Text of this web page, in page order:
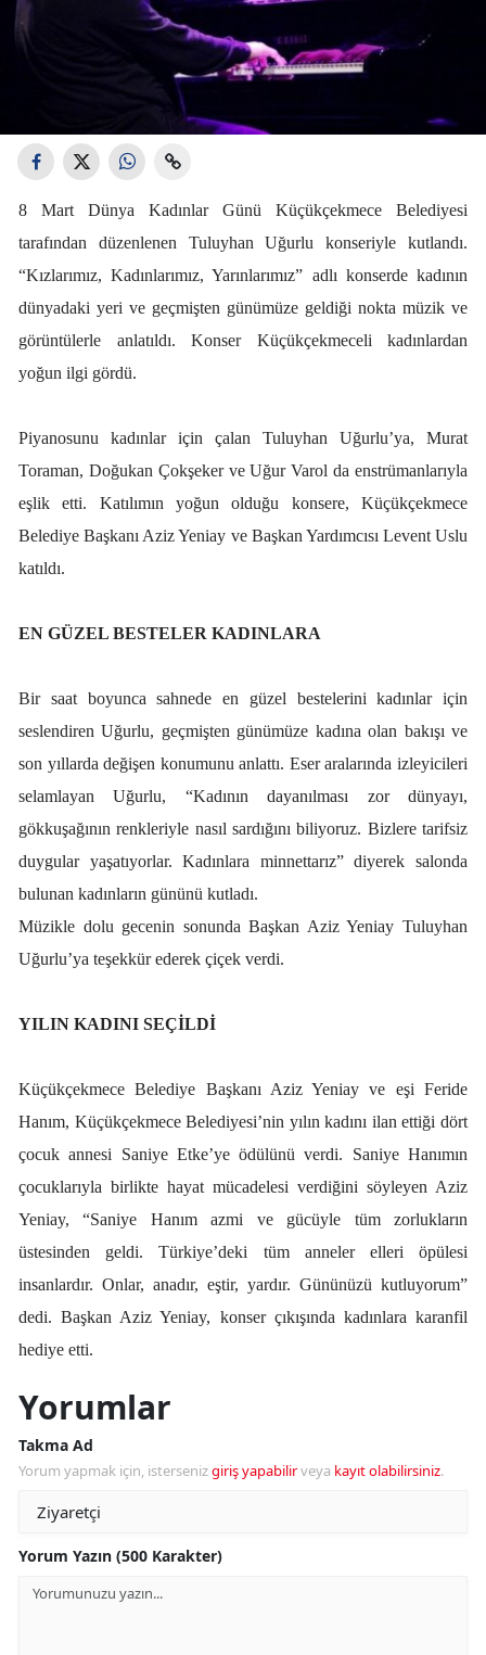
8 Mart Dünya Kadınlar Günü Küçükçekmece Belediyesi
tarafından düzenlenen Tuluyhan Uğurlu konseriyle kutlandı.
“Kızlarımız, Kadınlarımız, Yarınlarımız” adlı konserde kadının
dünyadaki yeri ve geçmişten günümüze geldiği nokta müzik ve
görüntülerle anlatıldı. Konser Küçükçekmeceli kadınlardan
yoğun ilgi gördü.
Piyanosunu kadınlar için çalan Tuluyhan Uğurlu’ya, Murat
Toraman, Doğukan Çokşeker ve Uğur Varol da enstrümanlarıyla
eşlik etti. Katılımın yoğun olduğu konsere, Küçükçekmece
Belediye Başkanı Aziz Yeniay ve Başkan Yardımcısı Levent Uslu
katıldı.
EN GÜZEL BESTELER KADINLARA
Bir saat boyunca sahnede en güzel bestelerini kadınlar için
seslendiren Uğurlu, geçmişten günümüze kadına olan bakışı ve
son yıllarda değişen konumunu anlattı. Eser aralarında izleyicileri
selamlayan Uğurlu, “Kadının dayanılması zor dünyayı,
gökkuşağının renkleriyle nasıl sardığını biliyoruz. Bizlere tarifsiz
duygular yaşatıyorlar. Kadınlara minnettarız” diyerek salonda
bulunan kadınların gününü kutladı.
Müzikle dolu gecenin sonunda Başkan Aziz Yeniay Tuluyhan
Uğurlu’ya teşekkür ederek çiçek verdi.
YILIN KADINI SEÇİLDİ
Küçükçekmece Belediye Başkanı Aziz Yeniay ve eşi Feride
Hanım, Küçükçekmece Belediyesi’nin yılın kadını ilan ettiği dört
çocuk annesi Saniye Etke’ye ödülünü verdi. Saniye Hanımın
çocuklarıyla birlikte hayat mücadelesi verdiğini söyleyen Aziz
Yeniay, “Saniye Hanım azmi ve gücüyle tüm zorlukların
üstesinden geldi. Türkiye’deki tüm anneler elleri öpülesi
insanlardır. Onlar, anadır, eştir, yardır. Gününüzü kutluyorum”
dedi. Başkan Aziz Yeniay, konser çıkışında kadınlara karanfil
hediye etti.
Yorumlar
Takma Ad
Yorum yapmak için, istersenizgiriş yapabilirveya kayıt olabilirsiniz.
Yorum Yazın (500 Karakter)